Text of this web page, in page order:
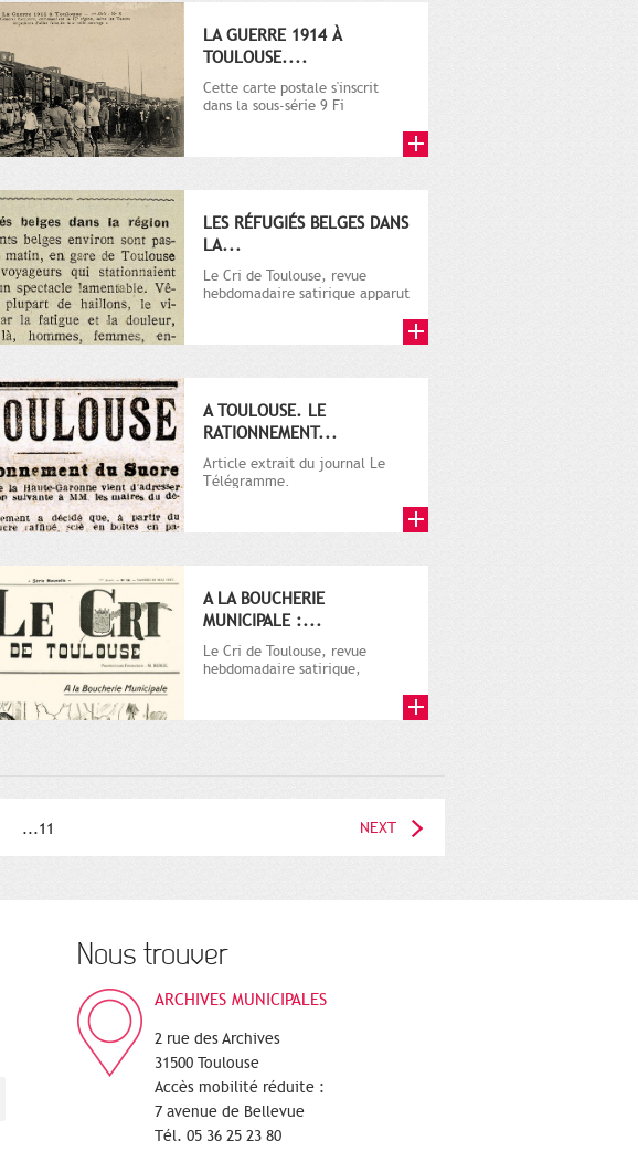
LA GUERRE 1914 À
TOULOUSE....
Cette carte postale s'inscrit
dans la sous-série 9 Fi
LES RÉFUGIÉS BELGES DANS
LA...
Le Cri de Toulouse, revue
hebdomadaire satirique apparut
A TOULOUSE. LE
RATIONNEMENT...
Article extrait du journal Le
Télégramme.
A LA BOUCHERIE
MUNICIPALE :...
Le Cri de Toulouse, revue
hebdomadaire satirique,
...11 NEXT
Nous trouver
ARCHIVES MUNICIPALES
2 rue des Archives
31500 Toulouse
Accès mobilité réduite :
7 avenue de Bellevue
Tél. 05 36 25 23 80